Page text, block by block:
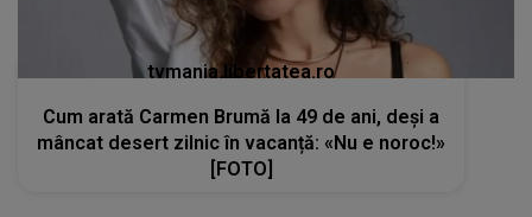
tvmania.libertatea.ro
Cum arată Carmen Brumă la 49 de ani, deși a
mâncat desert zilnic în vacanță: «Nu e noroc!»
[FOTO]